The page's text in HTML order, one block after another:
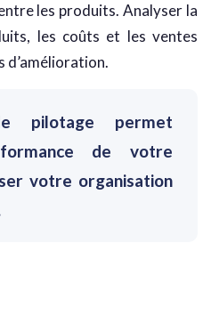
les produits. Analyser la
les coûts et les ventes
d’amélioration.
pilotage permet
de votre
votre organisation